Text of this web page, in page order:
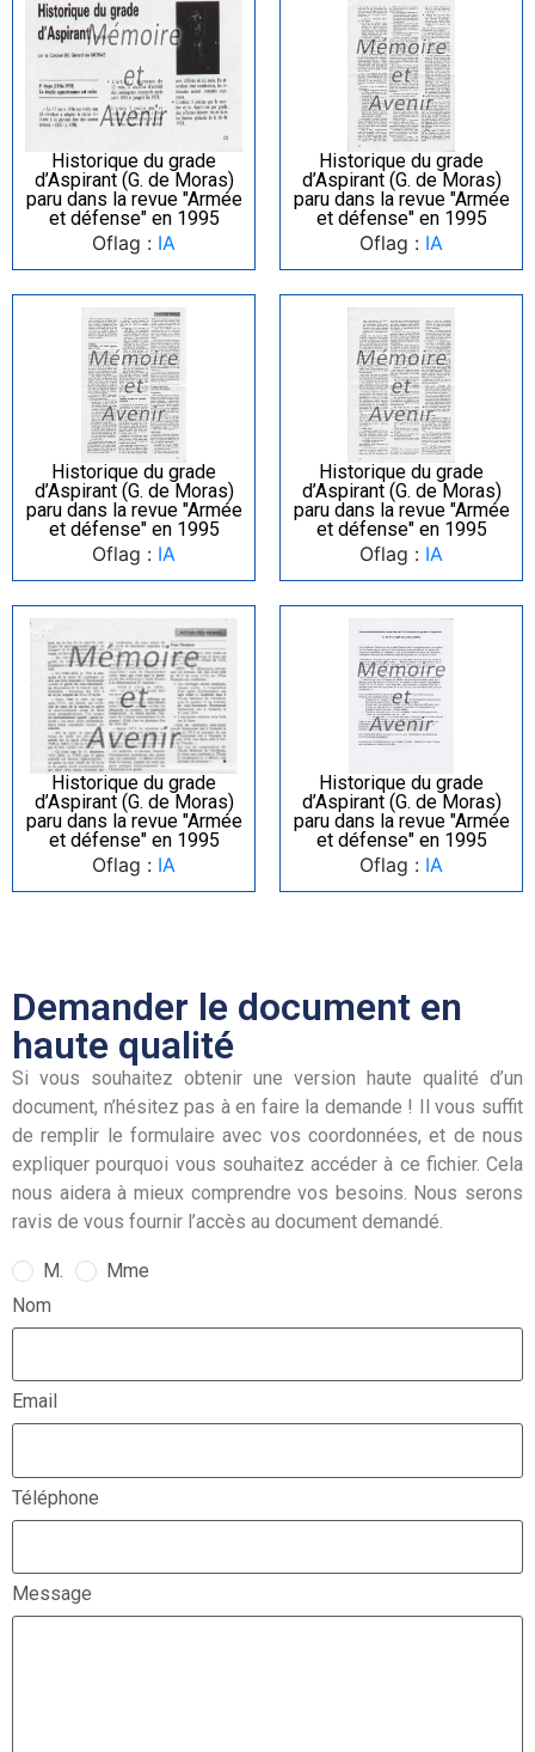
Historique du grade
d’Aspirant (G. de Moras)
paru dans la revue "Armée
et défense" en 1995
Oflag : IA
Historique du grade
d’Aspirant (G. de Moras)
paru dans la revue "Armée
et défense" en 1995
Oflag : IA
Historique du grade
d’Aspirant (G. de Moras)
paru dans la revue "Armée
et défense" en 1995
Oflag : IA
Historique du grade
d’Aspirant (G. de Moras)
paru dans la revue "Armée
et défense" en 1995
Oflag : IA
Historique du grade
d’Aspirant (G. de Moras)
paru dans la revue "Armée
et défense" en 1995
Oflag : IA
Historique du grade
d’Aspirant (G. de Moras)
paru dans la revue "Armée
et défense" en 1995
Oflag : IA
Demander le document en
haute qualité
Si vous souhaitez obtenir une version haute qualité d’un
document, n’hésitez pas à en faire la demande ! Il vous suffit
de remplir le formulaire avec vos coordonnées, et de nous
expliquer pourquoi vous souhaitez accéder à ce fichier. Cela
nous aidera à mieux comprendre vos besoins. Nous serons
ravis de vous fournir l’accès au document demandé.
M.
Mme
Nom
Email
Téléphone
Message